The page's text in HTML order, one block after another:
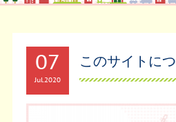
07
Jul2020
このサイトに